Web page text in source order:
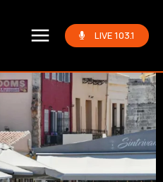
LIVE 103.1